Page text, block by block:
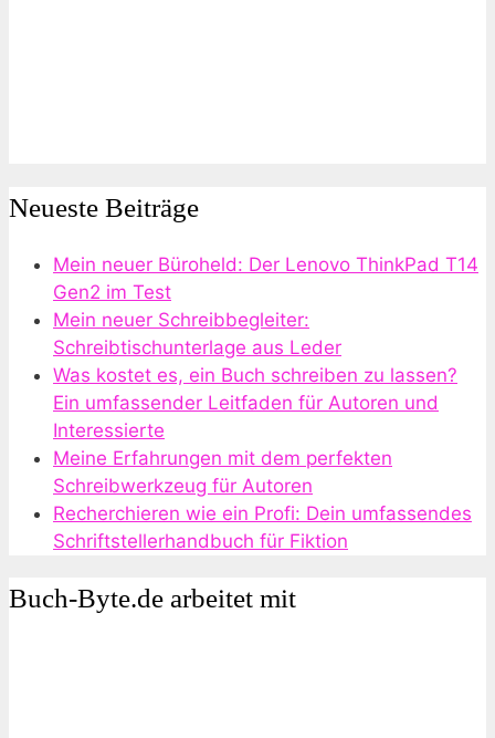
Neueste Beiträge
Mein neuer Büroheld: Der Lenovo ThinkPad T14
Gen2 im Test
Mein neuer Schreibbegleiter:
Schreibtischunterlage aus Leder
Was kostet es, ein Buch schreiben zu lassen?
Ein umfassender Leitfaden für Autoren und
Interessierte
Meine Erfahrungen mit dem perfekten
Schreibwerkzeug für Autoren
Recherchieren wie ein Profi: Dein umfassendes
Schriftstellerhandbuch für Fiktion
Buch-Byte.de arbeitet mit